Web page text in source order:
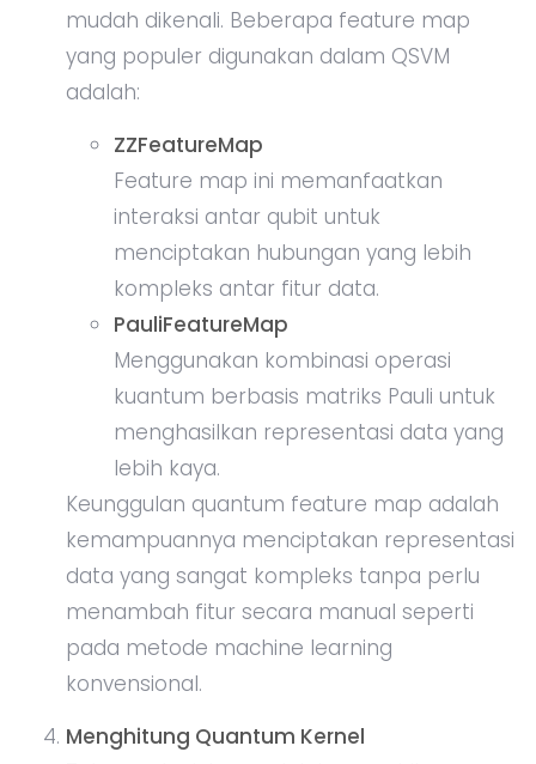
mudah dikenali. Beberapa feature map
yang populer digunakan dalam QSVM
adalah:
ZZFeatureMap
Feature map ini memanfaatkan
interaksi antar qubit untuk
menciptakan hubungan yang lebih
kompleks antar fitur data.
PauliFeatureMap
Menggunakan kombinasi operasi
kuantum berbasis matriks Pauli untuk
menghasilkan representasi data yang
lebih kaya.
Keunggulan quantum feature map adalah
kemampuannya menciptakan representasi
data yang sangat kompleks tanpa perlu
menambah fitur secara manual seperti
pada metode machine learning
konvensional.
Menghitung Quantum Kernel